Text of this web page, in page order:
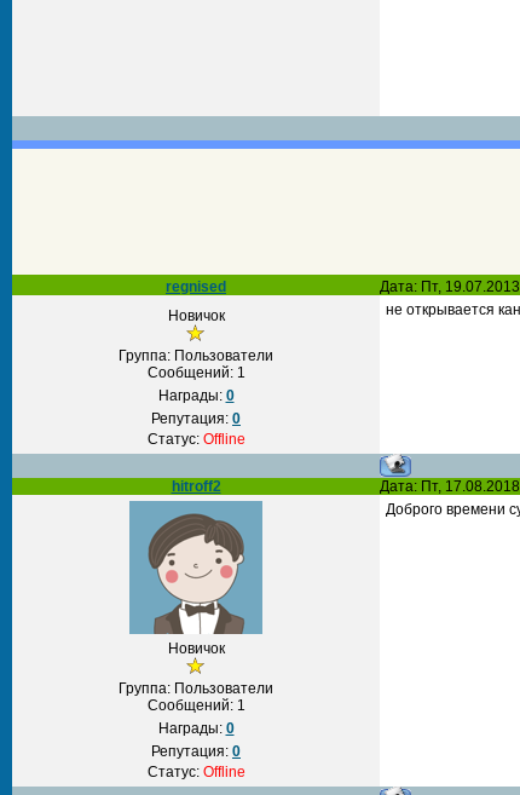
regnised Дата: Пт,
Новичок
Группа: Пользователи
Сообщений: 1
Награды: 0
Репутация: 0
Статус: Offline
не открывается
hitroff2 Дата: Пт,
Новичок
Группа: Пользователи
Сообщений: 1
Награды: 0
Репутация: 0
Статус: Offline
Доброго времени